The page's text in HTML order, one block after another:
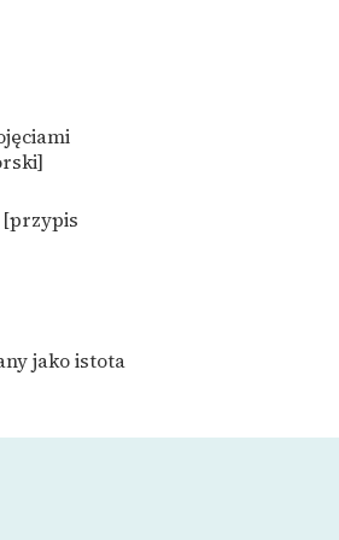
[przypis
jako istota